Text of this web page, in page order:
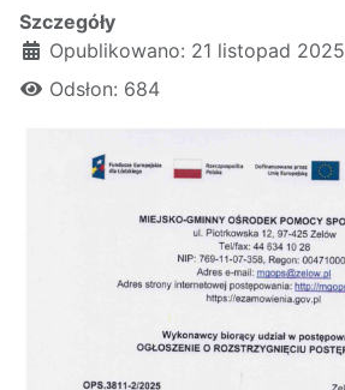
Szczegóły
Opublikowano: 21 listopad 2025
Odsłon: 684